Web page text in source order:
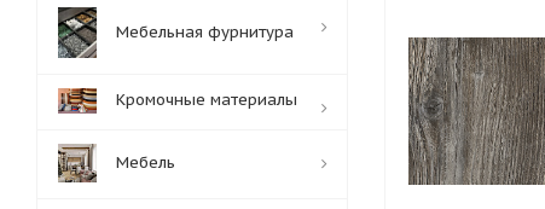
Мебельная фурнитура
Кромочные материалы
Мебель